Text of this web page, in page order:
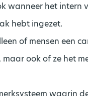
wanneer het intern
hebt ingezet.
of mensen een
ook of ze het